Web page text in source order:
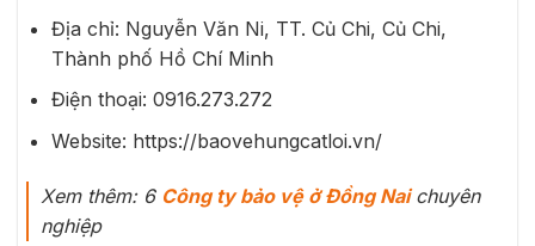
Địa chỉ: Nguyễn Văn Ni, TT. Củ Chi, Củ Chi,
Thành phố Hồ Chí Minh
Điện thoại: 0916.273.272
Website: https://baovehungcatloi.vn/
Xem thêm: 6 Công ty bảo vệ ở Đồng Naichuyên
nghiệp